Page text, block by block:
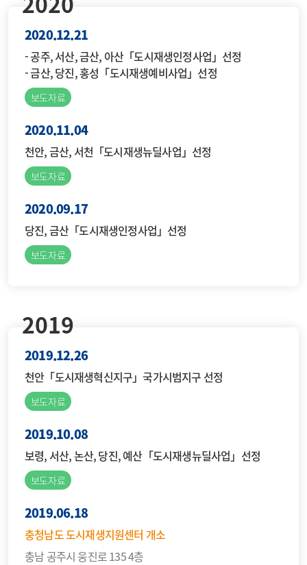
2020.12.21
- 공주, 서산, 금산, 아산「도시재생인정사업」선정
- 금산, 당진, 홍성「도시재생예비사업」선정
보도자료
2020.11.04
천안, 금산, 서천「도시재생뉴딜사업」선정
보도자료
2020.09.17
당진, 금산「도시재생인정사업」선정
보도자료
2019
2019.12.26
천안「도시재생혁신지구」국가시범지구 선정
보도자료
2019.10.08
보령, 서산, 논산, 당진, 예산「도시재생뉴딜사업」선정
보도자료
2019.06.18
충청남도 도시재생지원센터 개소
충남 공주시 웅진로 135 4층